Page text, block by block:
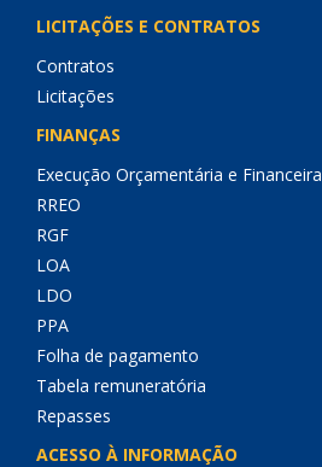
LICITAÇÕES E CONTRATOS
Contratos
Licitações
FINANÇAS
Execução Orçamentária e Financeira
RREO
RGF
LOA
LDO
PPA
Folha de pagamento
Tabela remuneratória
Repasses
ACESSO À INFORMAÇÃO